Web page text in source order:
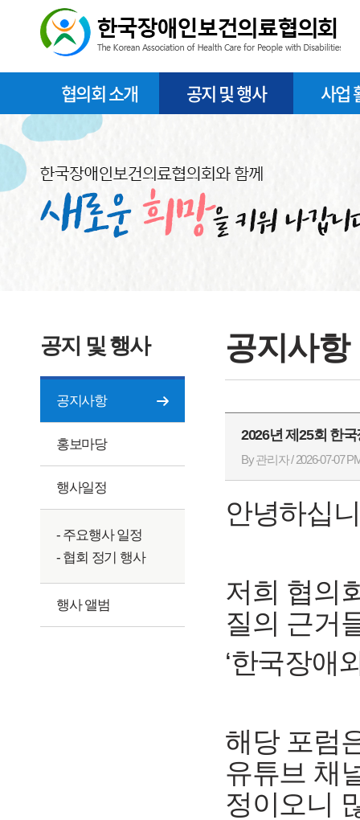
협의회 소개 공지 및 행사 사업
공지 및 행사
공지사항
홍보마당
행사일정
- 주요행사 일정
- 협회 정기 행사
행사 앨범
공지사항
2026년 제25회 한
By 관리자 / 2026-07-07
안녕하십
저희 협의
질의 근거
‘한국장애
해당 포럼
유튜브 채
정이오니